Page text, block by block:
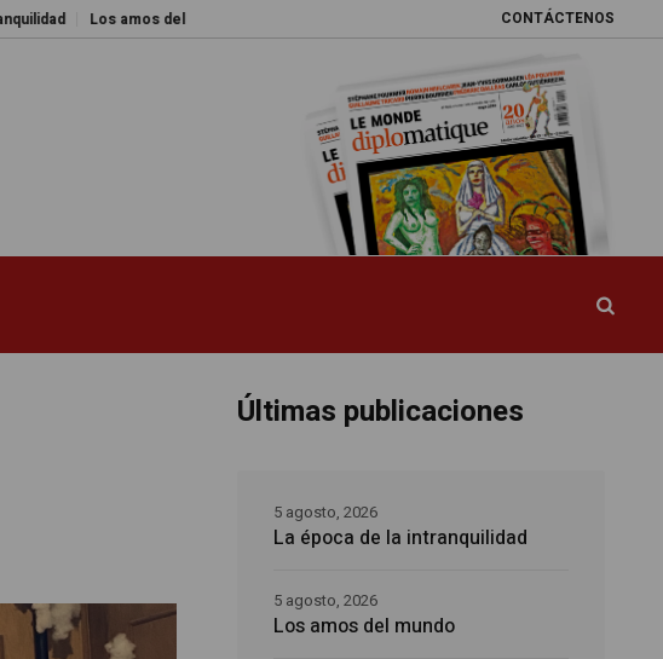
CONTÁCTENOS
Los amos del mundo La esquiva reforma del
Últimas publicaciones
La época de la intranquilidad
5 agosto, 2026
Los amos del mundo
5 agosto, 2026